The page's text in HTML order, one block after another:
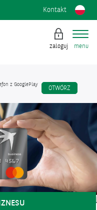
Kontakt
zaloguj menu
z GooglePlay
OTWÓRZ